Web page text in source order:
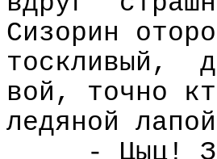
Сизорин
тоскливый,
вой, точно
ледяной
- Цыц!